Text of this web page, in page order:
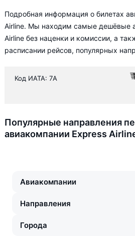
Подробная информация о билетах
Airline. Мы находим самые дешёвые
Airline без наценки и комиссии, а
расписании рейсов, популярных
Код ИАТА: 7A
Популярные направления
авиакомпании Express
Авиакомпании
Направления
Города